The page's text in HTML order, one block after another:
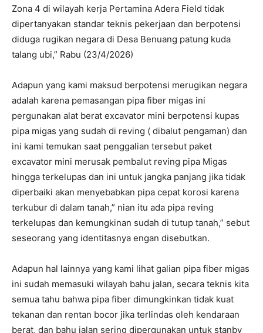
Zona 4 di wilayah kerja Pertamina Adera Field tidak
dipertanyakan standar teknis pekerjaan dan berpotensi
diduga rugikan negara di Desa Benuang patung kuda
talang ubi,” Rabu (23/4/2026)
Adapun yang kami maksud berpotensi merugikan negara
adalah karena pemasangan pipa fiber migas ini
pergunakan alat berat excavator mini berpotensi kupas
pipa migas yang sudah di reving ( dibalut pengaman) dan
ini kami temukan saat penggalian tersebut paket
excavator mini merusak pembalut reving pipa Migas
hingga terkelupas dan ini untuk jangka panjang jika tidak
diperbaiki akan menyebabkan pipa cepat korosi karena
terkubur di dalam tanah,” nian itu ada pipa reving
terkelupas dan kemungkinan sudah di tutup tanah,” sebut
seseorang yang identitasnya engan disebutkan.
Adapun hal lainnya yang kami lihat galian pipa fiber migas
ini sudah memasuki wilayah bahu jalan, secara teknis kita
semua tahu bahwa pipa fiber dimungkinkan tidak kuat
tekanan dan rentan bocor jika terlindas oleh kendaraan
berat, dan bahu jalan sering dipergunakan untuk stanby